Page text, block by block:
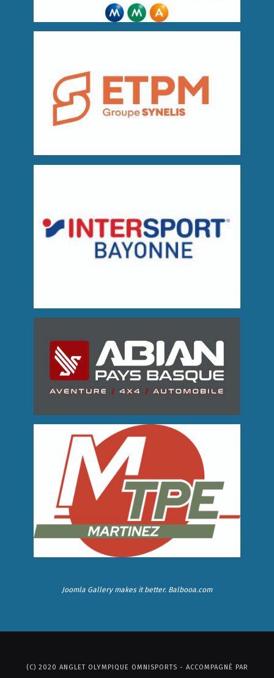
Joomla Gallerymakes it better. Balbooa.com
(C) 2020 ANGLET OLYMPIQUE OMNISPORTS - ACCOMPAGNÉ PAR